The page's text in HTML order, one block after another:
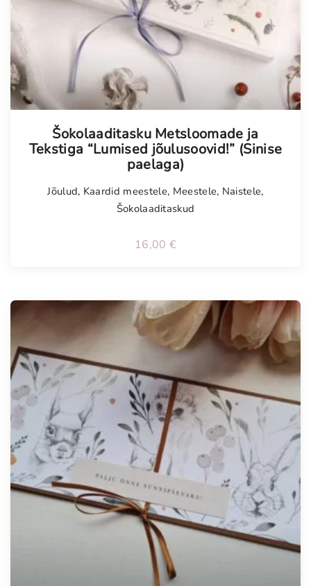
Šokolaaditasku Metsloomade ja
Tekstiga “Lumised jõulusoovid!” (Sinise
paelaga)
Jõulud, Kaardid meestele, Meestele, Naistele,
Šokolaaditaskud
16,00 €